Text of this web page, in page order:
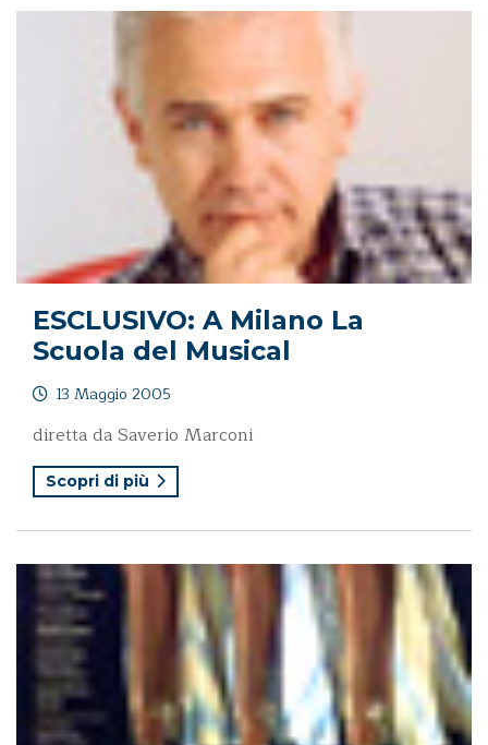
ESCLUSIVO: A Milano La
Scuola del Musical
13 Maggio 2005
diretta da Saverio Marconi
Scopri di più